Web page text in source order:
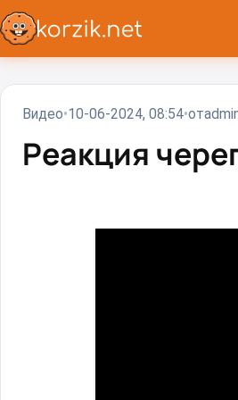
Видео 10-06-2024, 08:54 от
Реакция